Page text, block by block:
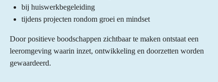
bij huiswerkbegeleiding
tijdens projecten rondom groei en mindset
Door positieve boodschappen zichtbaar te maken ontstaat een
leeromgeving waarin inzet, ontwikkeling en doorzetten worden
gewaardeerd.